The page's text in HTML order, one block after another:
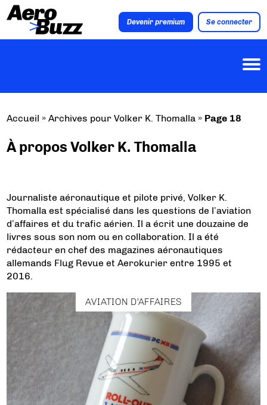
Devenir premium Se connecter
Accueil »Archives pour Volker K. Thomalla » Page 18
À propos Volker K. Thomalla
Journaliste aéronautique et pilote privé, Volker K.
Thomalla est spécialisé dans les questions de l’aviation
d’affaires et du trafic aérien. Il a écrit une douzaine de
livres sous son nom ou en collaboration. Il a été
rédacteur en chef des magazines aéronautiques
allemands Flug Revue et Aerokurier entre 1995 et
2016.
AVIATION D'AFFAIRES